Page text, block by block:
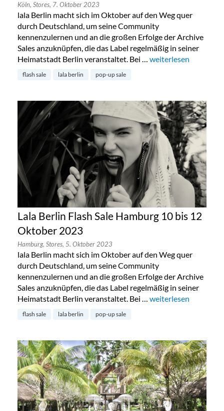
Köln, Stores, 7. Oktober 2023
lala Berlin macht sich im Oktober auf den Weg quer
durch Deutschland, um seine Community
kennenzulernen und an die großen Erfolge der Archive
Sales anzuknüpfen, die das Label regelmäßig in seiner
Heimatstadt Berlin veranstaltet. Bei … „Lala Berlin Flash
weiterlesen
flash sale lala berlin pop-up sale
Lala Berlin Flash Sale Hamburg 10 bis 12
Oktober 2023
Hamburg, Stores, 5. Oktober 2023
lala Berlin macht sich im Oktober auf den Weg quer
durch Deutschland, um seine Community
kennenzulernen und an die großen Erfolge der Archive
Sales anzuknüpfen, die das Label regelmäßig in seiner
Heimatstadt Berlin veranstaltet. Bei … „Lala Berlin Flash
weiterlesen
flash sale lala berlin pop-up sale